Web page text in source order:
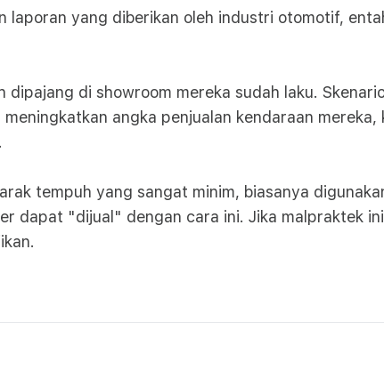
laporan yang diberikan oleh industri otomotif,
di showroom mereka sudah laku.
angka penjualan kendaraan
tempuh yang sangat minim, biasanya
dapat "dijual" dengan cara ini. Jika malpraktek